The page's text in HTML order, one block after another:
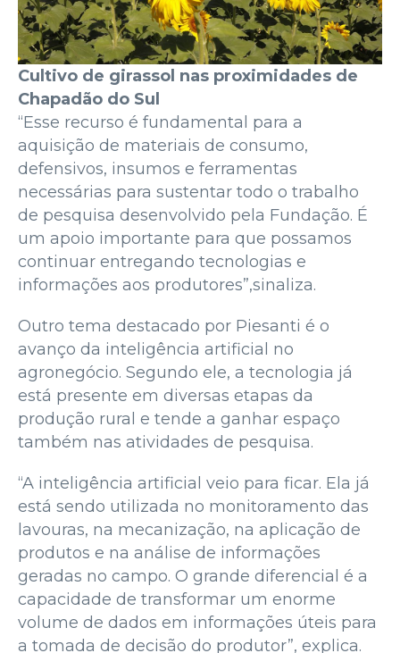
Cultivo de girassol nas proximidades de
Chapadão do Sul
“Esse recurso é fundamental para a
aquisição de materiais de consumo,
defensivos, insumos e ferramentas
necessárias para sustentar todo o trabalho
de pesquisa desenvolvido pela Fundação. É
um apoio importante para que possamos
continuar entregando tecnologias e
informações aos produtores”,sinaliza.
Outro tema destacado por Piesanti é o
avanço da inteligência artificial no
agronegócio. Segundo ele, a tecnologia já
está presente em diversas etapas da
produção rural e tende a ganhar espaço
também nas atividades de pesquisa.
“A inteligência artificial veio para ficar. Ela já
está sendo utilizada no monitoramento das
lavouras, na mecanização, na aplicação de
produtos e na análise de informações
geradas no campo. O grande diferencial é a
capacidade de transformar um enorme
volume de dados em informações úteis para
a tomada de decisão do produtor”, explica.